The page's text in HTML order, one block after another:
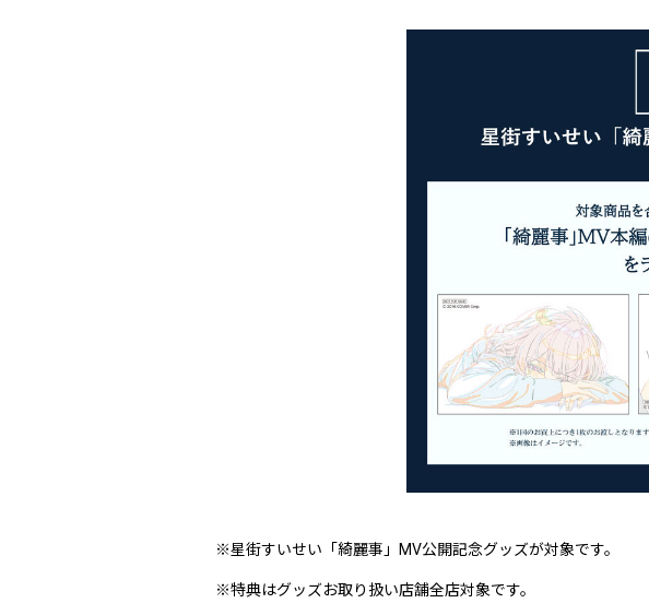
※星街すいせい「綺麗事」MV公開記念グッズが対象です。
※特典はグッズお取り扱い店舗全店対象です。